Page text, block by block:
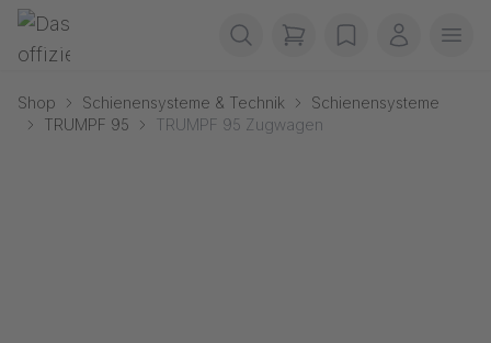
Navigation überspringen
Gerriets
items in cart, view
wishlistMein
Shop Schienensysteme & Technik
Schienensysteme
TRUMPF 95
TRUMPF 95 Zugwagen